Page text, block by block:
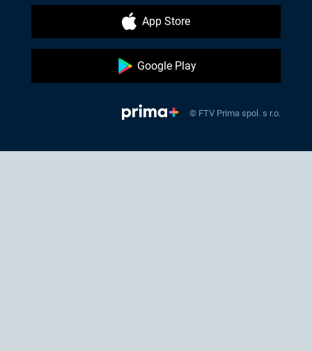
App Store
Google Play
© FTV Prima spol. s r.o.